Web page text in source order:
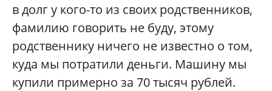
в долг у кого-то из своих родственников,
фамилию говорить не буду, этому
родственнику ничего не известно о том,
куда мы потратили деньги. Машину мы
купили примерно за 70 тысяч рублей.